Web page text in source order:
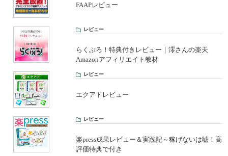
FAAPレビュー
レビュー
らくぶろ！特典付きレビュー｜澪さんの楽天
Amazonアフィリエイト教材
レビュー
エクアドレビュー
レビュー
楽press成果レビュー＆実践記～稼げないは嘘！高
評価特典で付き